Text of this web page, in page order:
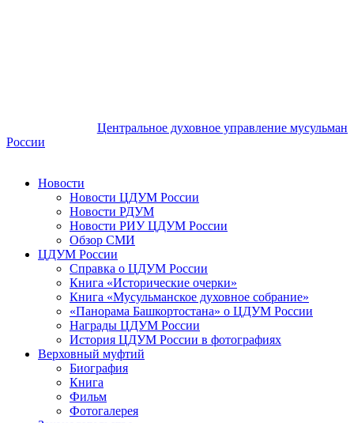
Центральное духовное управление мусульман
России
Новости
Новости ЦДУМ России
Новости РДУМ
Новости РИУ ЦДУМ России
Обзор СМИ
ЦДУМ России
Справка о ЦДУМ России
Книга «Исторические очерки»
Книга «Мусульманское духовное собрание»
«Панорама Башкортостана» о ЦДУМ России
Награды ЦДУМ России
История ЦДУМ России в фотографиях
Верховный муфтий
Биография
Книга
Фильм
Фотогалерея